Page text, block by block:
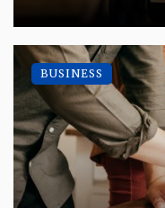
BUSINESS